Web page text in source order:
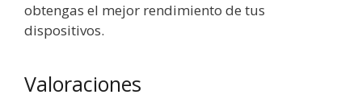
obtengas el mejor rendimiento de tus
dispositivos.
Valoraciones